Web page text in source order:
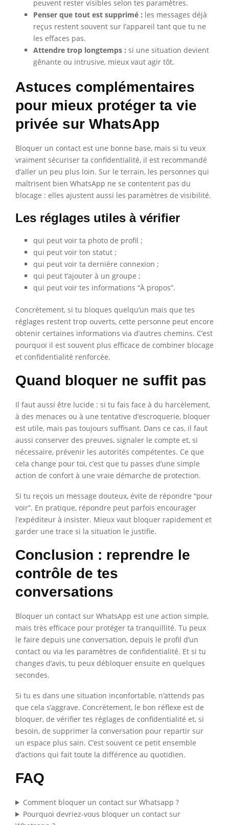
peuvent rester visibles selon tes paramètres.
Penser que tout est supprimé : les messages déjà
reçus restent souvent sur l’appareil tant que tu ne
les effaces pas.
Attendre trop longtemps : si une situation devient
gênante ou intrusive, mieux vaut agir tôt.
Astuces complémentaires
pour mieux protéger ta vie
privée sur WhatsApp
Bloquer un contact est une bonne base, mais si tu veux
vraiment sécuriser ta confidentialité, il est recommandé
d’aller un peu plus loin. Sur le terrain, les personnes qui
maîtrisent bien WhatsApp ne se contentent pas du
blocage : elles ajustent aussi les paramètres de visibilité.
Les réglages utiles à vérifier
qui peut voir ta photo de profil ;
qui peut voir ton statut ;
qui peut voir ta dernière connexion ;
qui peut t’ajouter à un groupe ;
qui peut voir tes informations “À propos”.
Concrètement, si tu bloques quelqu’un mais que tes
réglages restent trop ouverts, cette personne peut encore
obtenir certaines informations via d’autres chemins. C’est
pourquoi il est souvent plus efficace de combiner blocage
et confidentialité renforcée.
Quand bloquer ne suffit pas
Il faut aussi être lucide : si tu fais face à du harcèlement,
à des menaces ou à une tentative d’escroquerie, bloquer
est utile, mais pas toujours suffisant. Dans ce cas, il faut
aussi conserver des preuves, signaler le compte et, si
nécessaire, prévenir les autorités compétentes. Ce que
cela change pour toi, c’est que tu passes d’une simple
action de confort à une vraie démarche de protection.
Si tu reçois un message douteux, évite de répondre “pour
voir”. En pratique, répondre peut parfois encourager
l’expéditeur à insister. Mieux vaut bloquer rapidement et
garder une trace si la situation le justifie.
Conclusion : reprendre le
contrôle de tes
conversations
Bloquer un contact sur WhatsApp est une action simple,
mais très efficace pour protéger ta tranquillité. Tu peux
le faire depuis une conversation, depuis le profil d’un
contact ou via les paramètres de confidentialité. Et si tu
changes d’avis, tu peux débloquer ensuite en quelques
secondes.
Si tu es dans une situation inconfortable, n’attends pas
que cela s’aggrave. Concrètement, le bon réflexe est de
bloquer, de vérifier tes réglages de confidentialité et, si
besoin, de supprimer la conversation pour repartir sur
un espace plus sain. C’est souvent ce petit ensemble
d’actions qui fait toute la différence au quotidien.
FAQ
Comment bloquer un contact sur Whatsapp ?
Pourquoi devriez-vous bloquer un contact sur